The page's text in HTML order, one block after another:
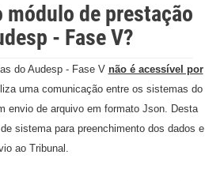
módulo de prestação
- Fase V?
do Audesp - Fase V não é acessível por
uma comunicação entre os sistemas do
envio de arquivo em formato Json. Desta
sistema para preenchimento dos dados e
ao Tribunal.